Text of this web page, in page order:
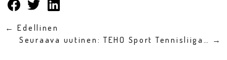
← Edellinen
Seuraava uutinen: TEHO Sport Tennisliiga… →